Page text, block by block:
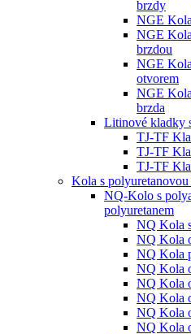
brzdy
NGE
NGE
brzdou
NGE
otvorem
NGE
brzda
Litinové kladky
TJ-TF
TJ-TF
TJ-TF
Kola s
NQ-Kolo s
polyuretanem
NQ Kola
NQ Kola
NQ Kola
NQ Kola
NQ Kola
NQ Kola
NQ Kola
NQ Kola